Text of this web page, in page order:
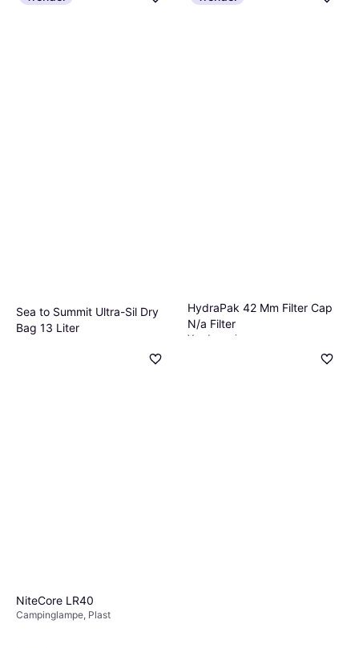
Sea to Summit Ultra-Sil Dry
Bag 13 Liter
HydraPak 42 Mm Filter Cap
N/a Filter
Vandrensning
NiteCore LR40
Campinglampe, Plast